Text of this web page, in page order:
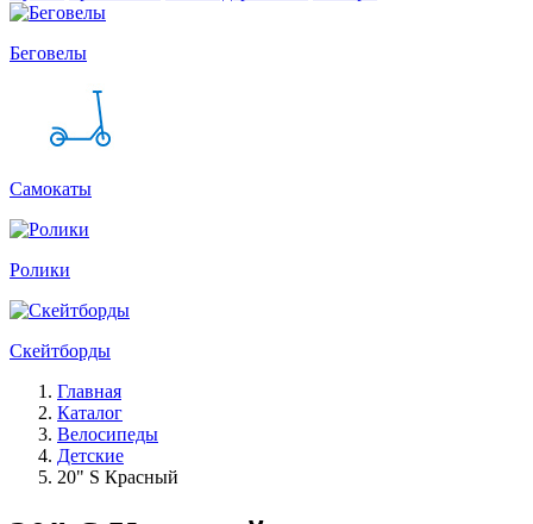
Беговелы
Самокаты
Ролики
Скейтборды
Главная
Каталог
Велосипеды
Детские
20" S Красный